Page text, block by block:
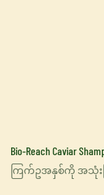
Bio-Reach Caviar
သော ဆံပင်ထိန်းသိ
ကြက်ဥအနှစ်ကို အသုံးပ
ကျန်းမာရေးအတွက်